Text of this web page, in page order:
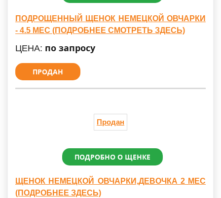
ПОДРОЩЕННЫЙ ЩЕНОК НЕМЕЦКОЙ ОВЧАРКИ
- 4.5 МЕС (ПОДРОБНЕЕ СМОТРЕТЬ ЗДЕСЬ)
ЦЕНА: по запросу
ПРОДАН
Продан
ПОДРОБНО О ЩЕНКЕ
ЩЕНОК НЕМЕЦКОЙ ОВЧАРКИ,ДЕВОЧКА 2 МЕС
(ПОДРОБНЕЕ ЗДЕСЬ)